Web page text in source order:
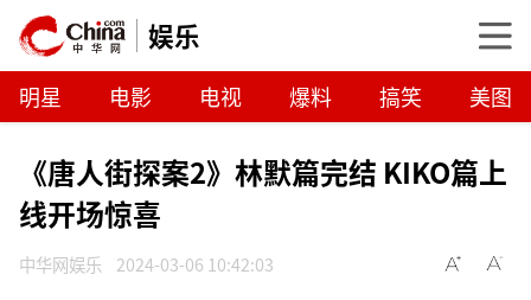
娱乐
明星 电影 电视 爆料 搞笑 美图
《唐人街探案2》林默篇完结 KIKO篇上
线开场惊喜
中华网娱乐 2024-03-06 10:42:03